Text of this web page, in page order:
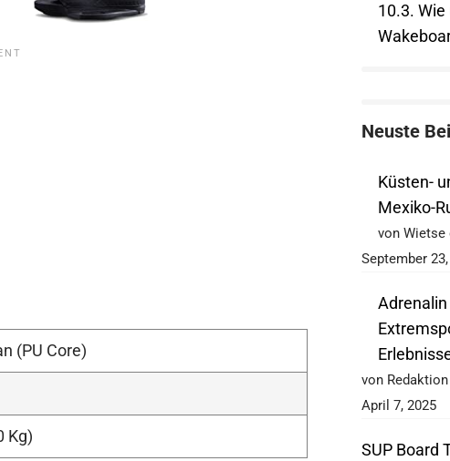
(PU Core)
Kg)
10.3.
Neuste
Küsten-
Mexiko-
von Wietse
September
von Redaktion
April 7, 2025
SUP Board